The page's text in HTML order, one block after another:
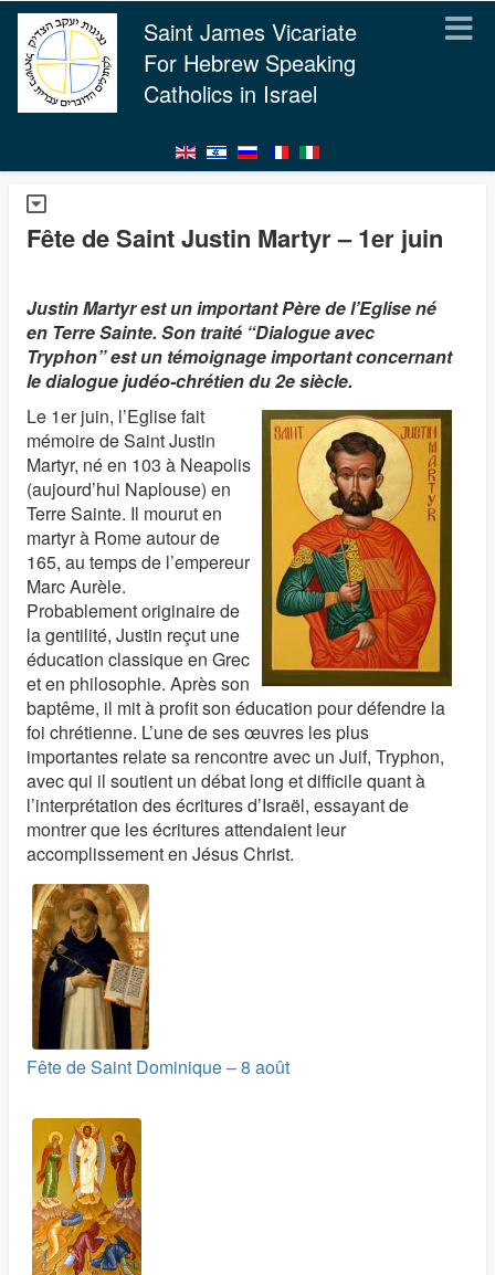
Saint James Vicariate
For Hebrew Speaking
Catholics in Israel
Fête de Saint Justin Martyr – 1er juin
Justin Martyr est un important Père de l’Eglise né
en Terre Sainte. Son traité “Dialogue avec
Tryphon” est un témoignage important concernant
le dialogue judéo-chrétien du 2e siècle.
Le 1er juin, l’Eglise fait
mémoire de Saint Justin
Martyr, né en 103 à Neapolis
(aujourd’hui Naplouse) en
Terre Sainte. Il mourut en
martyr à Rome autour de
165, au temps de l’empereur
Marc Aurèle.
Probablement originaire de
la gentilité, Justin reçut une
éducation classique en Grec
et en philosophie. Après son
baptême, il mit à profit son éducation pour défendre la
foi chrétienne. L’une de ses œuvres les plus
importantes relate sa rencontre avec un Juif, Tryphon,
avec qui il soutient un débat long et difficile quant à
l’interprétation des écritures d’Israël, essayant de
montrer que les écritures attendaient leur
accomplissement en Jésus Christ.
Fête de Saint Dominique – 8 août